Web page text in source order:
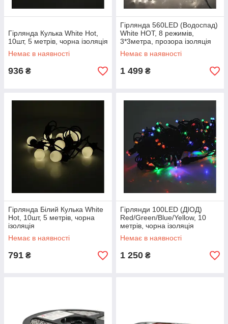
Гірлянда Кулька White Hot,
10шт, 5 метрів, чорна ізоляція
Немає в наявності
936 ₴
Гірлянда 560LED (Водоспад)
White HOT, 8 режимів,
3*3метра, прозора ізоляція
Немає в наявності
1 499 ₴
Гірлянда Білий Кулька White
Hot, 10шт, 5 метрів, чорна
ізоляція
Немає в наявності
791 ₴
Гірлянди 100LED (ДІОД)
Red/Green/Blue/Yellow, 10
метрів, чорна ізоляція
(вулична)
Немає в наявності
1 250 ₴